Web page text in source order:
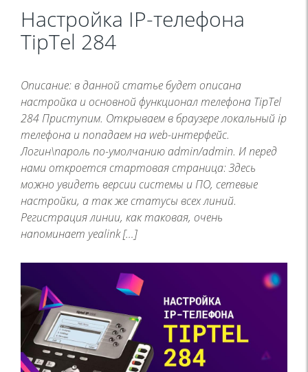
Настройка IP-телефона
TipTel 284
Описание: в данной статье будет описана
настройка и основной функционал телефона TipTel
284 Приступим. Открываем в браузере локальный ip
телефона и попадаем на web-интерфейс.
Логин\пароль по-умолчанию admin/admin. И перед
нами откроется стартовая страница: Здесь
можно увидеть версии системы и ПО, сетевые
настройки, а так же статусы всех линий.
Регистрация линии, как таковая, очень
напоминает yealink […]